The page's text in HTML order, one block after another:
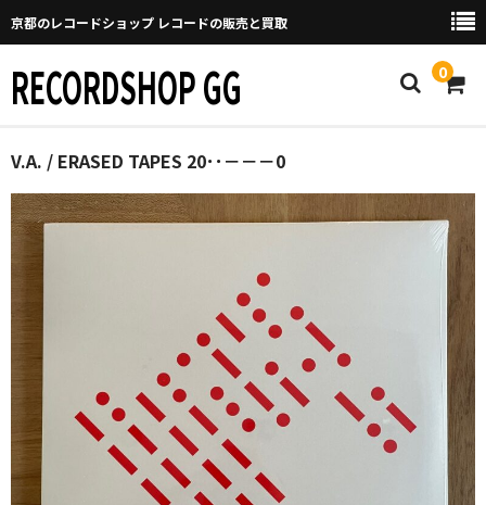
京都のレコードショップ レコードの販売と買取
RECORDSHOP GG 0
Home
マイページ
New Arrivals
V.A. / ERASED TAPES 20･･－－－0